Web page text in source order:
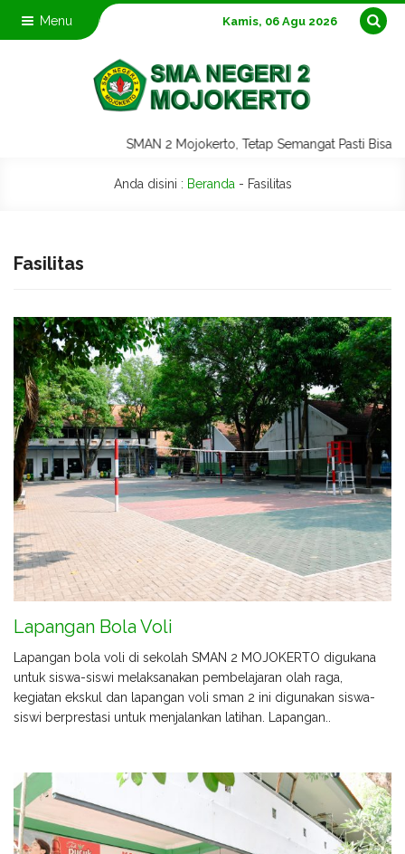
Menu Kamis, 06 Agu 2026
SMAN 2 Mojokerto, Tetap Semangat Pasti Bisa |
Anda disini : Beranda - Fasilitas
Fasilitas
Lapangan Bola Voli
Lapangan bola voli di sekolah SMAN 2 MOJOKERTO digukana
untuk siswa-siswi melaksanakan pembelajaran olah raga,
kegiatan ekskul dan lapangan voli sman 2 ini digunakan siswa-
siswi berprestasi untuk menjalankan latihan. Lapangan..